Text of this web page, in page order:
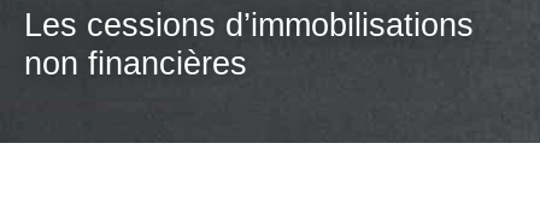
Les cessions d’immobilisations
non financières